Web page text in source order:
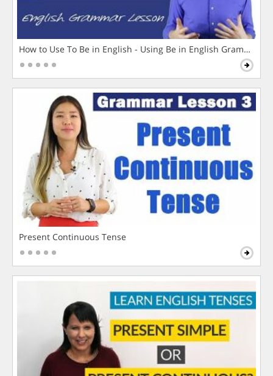
How to Use To Be in English - Using Be in English Grammar
Present Continuous Tense